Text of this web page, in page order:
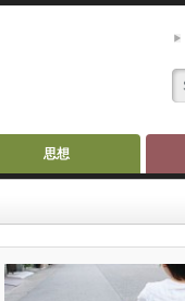
思想